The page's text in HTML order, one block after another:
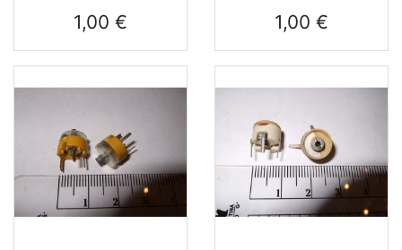
Prix
1,00 € Prix
1,00 €